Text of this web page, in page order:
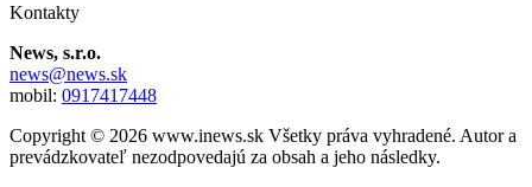
Kontakty
News, s.r.o.
news@news.sk
mobil: 0917417448
Copyright © 2026 www.inews.sk Všetky práva vyhradené. Autor a
prevádzkovateľ nezodpovedajú za obsah a jeho následky.